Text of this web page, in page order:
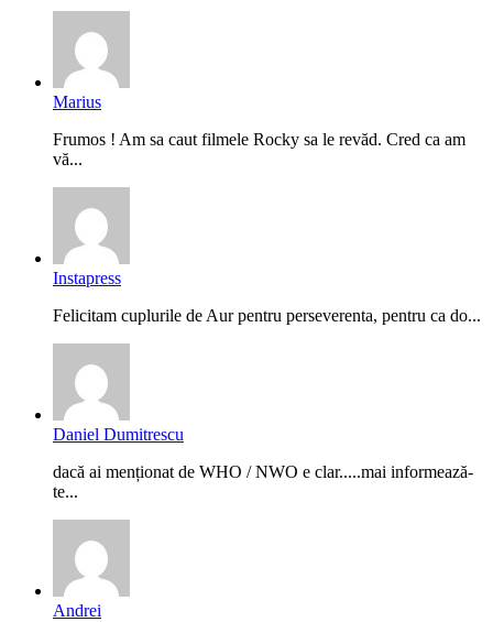
Marius
Frumos ! Am sa caut filmele Rocky sa le revăd. Cred ca am
vă...
Instapress
Felicitam cuplurile de Aur pentru perseverenta, pentru ca do...
Daniel Dumitrescu
dacă ai menționat de WHO / NWO e clar.....mai informează-
te...
Andrei